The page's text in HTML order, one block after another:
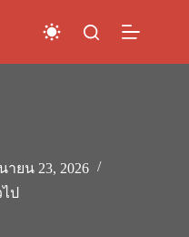
ายน 23, 2026
ป